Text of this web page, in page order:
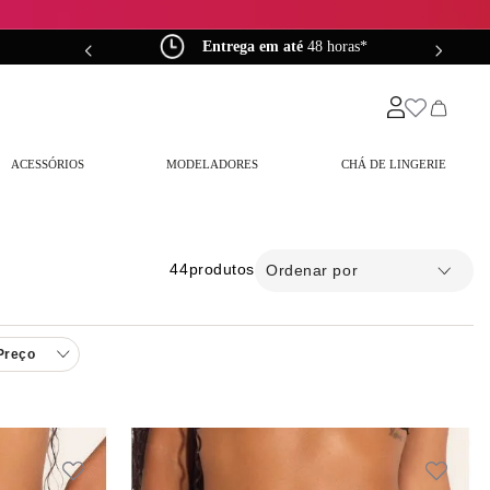
em até4X sem juros*
ACESSÓRIOS MODELADORES CHÁ DE LINGERIE
44produtos Ordenar por
R$ 19,00 – R$ 500,00